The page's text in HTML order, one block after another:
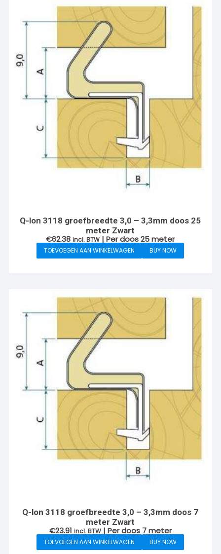
Q-lon 3118 groefbreedte 3,0 – 3,3mm doos 25
meter Zwart
€62.38 incl. BTW | Per doos 25 meter
TOEVOEGEN AAN WINKELWAGEN BUY NOW
Q-lon 3118 groefbreedte 3,0 – 3,3mm doos 7
meter Zwart
€23.91 incl. BTW | Per doos 7 meter
TOEVOEGEN AAN WINKELWAGEN BUY NOW